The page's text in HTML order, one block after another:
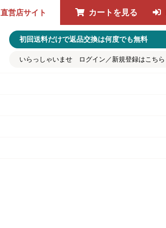
直営店サイト カートを見る
初回送料だけで返品交換は何度でも無料
いらっしゃいませ ログイン／新規登録はこちら